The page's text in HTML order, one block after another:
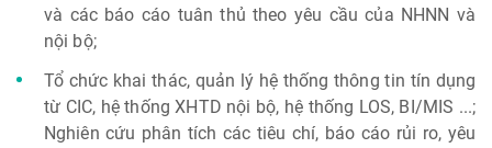
và các báo cáo tuân thủ theo yêu cầu của NHNN và
nội bộ;
Tổ chức khai thác, quản lý hệ thống thông tin tín dụng
từ CIC, hệ thống XHTD nội bộ, hệ thống LOS, BI/MIS ...;
Nghiên cứu phân tích các tiêu chí, báo cáo rủi ro, yêu